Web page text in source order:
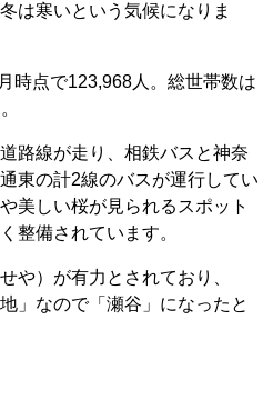
は寒いという気候になりま
時点で123,968人。総世帯数は
路線が走り、相鉄バスと神奈
東の計2線のバスが運行してい
美しい桜が見られるスポット
整備されています。
や）が有力とされており、
」なので「瀬谷」になったと